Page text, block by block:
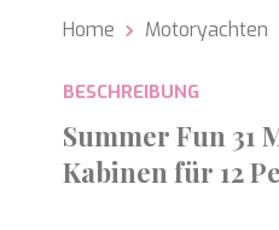
Home Motoryachten
BESCHREIBUNG
Summer Fun 31
Kabinen für 12